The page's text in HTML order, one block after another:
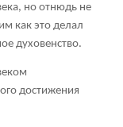
но отнюдь не
как это делал
духовенство.
достижения